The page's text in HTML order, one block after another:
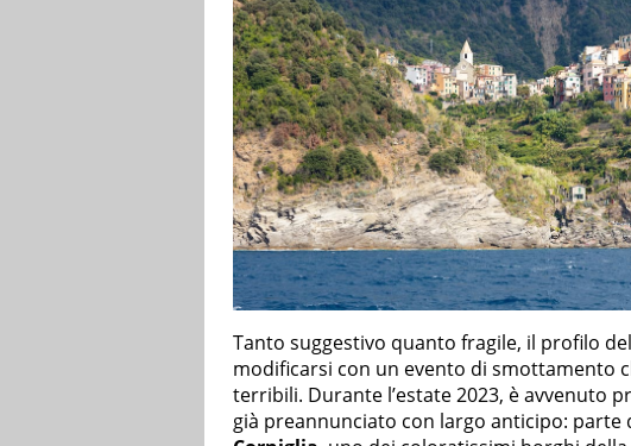
Tanto suggestivo quanto fragile, il profilo
modificarsi con un evento di smottamento
terribili. Durante l’estate 2023, è avvenuto
già preannunciato con largo anticipo: